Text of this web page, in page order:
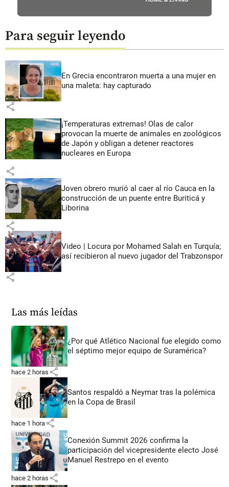
Para seguir leyendo
En Grecia encontraron muerta a una mujer en
una maleta: hay capturado
share
¡Temperaturas extremas! Olas de calor
provocan la muerte de animales en zoológicos
de Japón y obligan a detener reactores
nucleares en Europa
share
Joven obrero murió al caer al río Cauca en la
construcción de un puente entre Buriticá y
Liborina
share
Video | Locura por Mohamed Salah en Turquía;
así recibieron al nuevo jugador del Trabzonspor
share
Las más leídas
¿Por qué Atlético Nacional fue elegido como
el séptimo mejor equipo de Suramérica?
hace 2 horas share
Santos respaldó a Neymar tras la polémica
en la Copa de Brasil
hace 1 hora share
Conexión Summit 2026 confirma la
participación del vicepresidente electo José
Manuel Restrepo en el evento
hace 2 horas share